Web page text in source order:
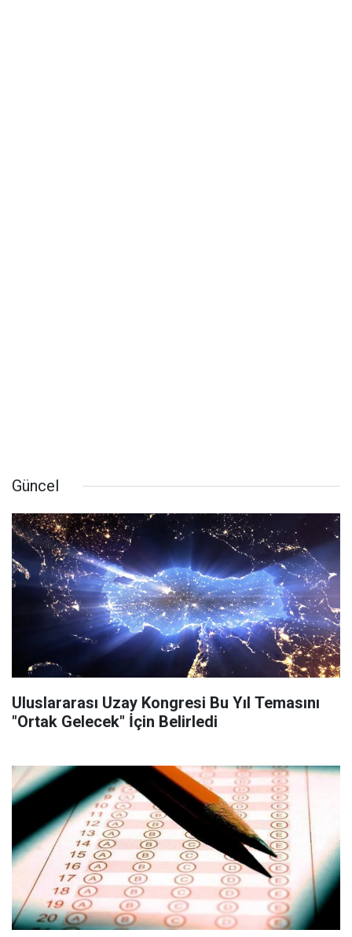
Güncel
Uluslararası Uzay Kongresi Bu Yıl Temasını
"Ortak Gelecek" İçin Belirledi